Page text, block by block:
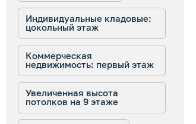
Индивидуальные кладовые:
цокольный этаж
Коммерческая
недвижимость: первый этаж
Увеличенная высота
потолков на 9 этаже